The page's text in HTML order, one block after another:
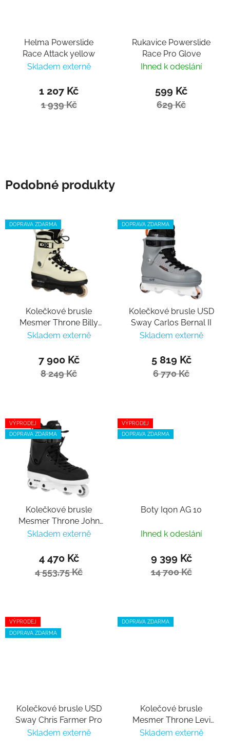
Helma Powerslide
Race Attack yellow
Skladem externě
1 207 Kč
1 939 Kč
Rukavice Powerslide
Race Pro Glove
Ihned k odeslání
599 Kč
629 Kč
Podobné produkty
DOPRAVA ZDARMA
Kolečkové brusle
Mesmer Throne Billy
O`Neill
Skladem externě
7 900 Kč
8 249 Kč
DOPRAVA ZDARMA
Kolečkové brusle USD
Sway Carlos Bernal II
Skladem externě
5 819 Kč
6 770 Kč
VÝPRODEJ
DOPRAVA ZDARMA
Kolečkové brusle
Mesmer Throne John
Bolino V1
Skladem externě
4 470 Kč
4 553,75 Kč
VÝPRODEJ
DOPRAVA ZDARMA
Boty Iqon AG 10
Ihned k odeslání
9 399 Kč
14 700 Kč
VÝPRODEJ
DOPRAVA ZDARMA
Kolečkové brusle USD
Sway Chris Farmer Pro
Skladem externě
DOPRAVA ZDARMA
Kolečové brusle
Mesmer Throne Levi
van Rijn Pro
Skladem externě